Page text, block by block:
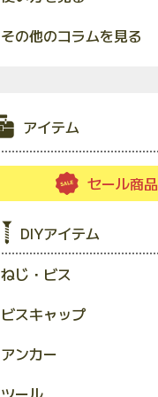
その他のコラムを見る
アイテム
セール商品
DIYアイテム
ねじ・ビス
ビスキャップ
アンカー